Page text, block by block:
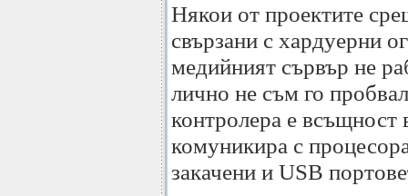
Някои от проектите
свързани с хардуерни
медийният сървър не
лично не съм го
контролера е всъщност
комуникира с
закачени и USB